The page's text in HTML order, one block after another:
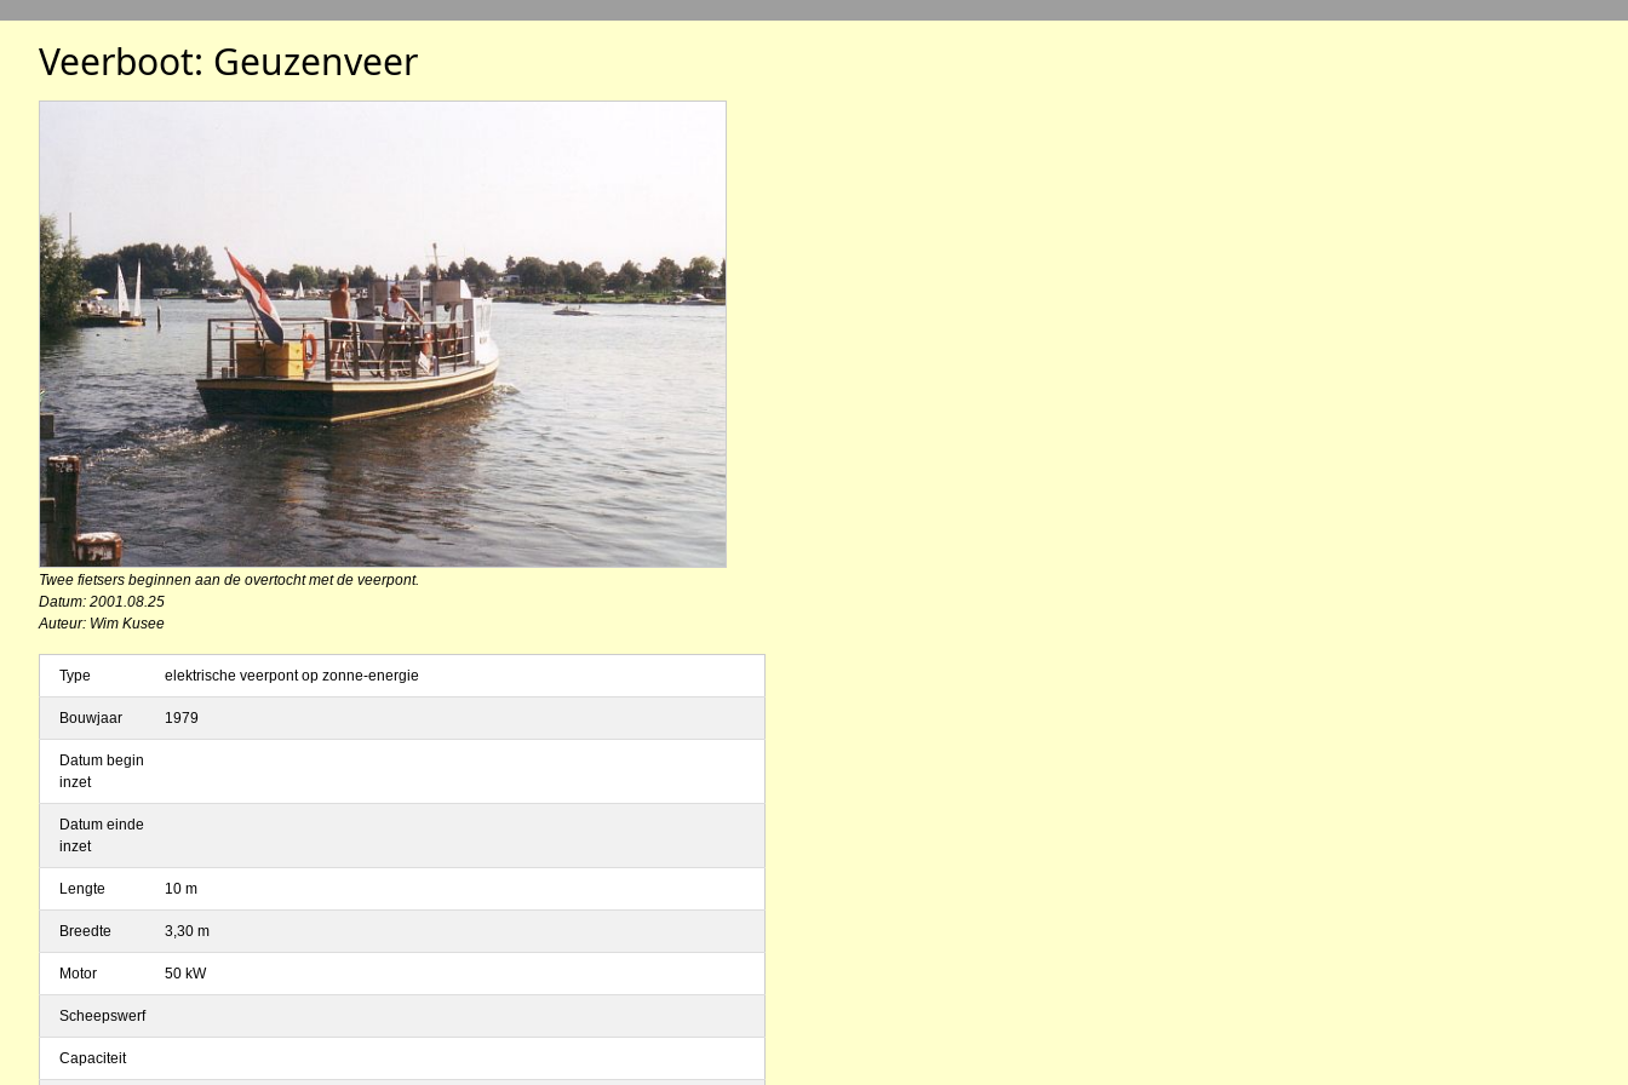
Veerboot: Geuzenveer
Twee fietsers beginnen aan de overtocht met de veerpont.
Datum: 2001.08.25
Auteur: Wim Kusee
Type elektrische veerpont op zonne-energie
Bouwjaar 1979
Datum begin
inzet
Datum einde
inzet
Lengte 10 m
Breedte 3,30 m
Motor 50 kW
Scheepswerf
Capaciteit